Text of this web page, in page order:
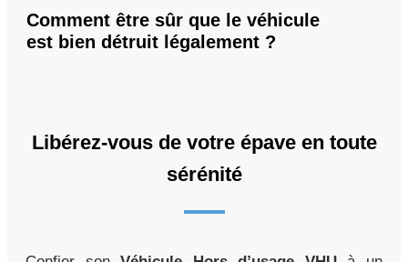
Comment être sûr que le véhicule
est bien détruit légalement ?
Libérez-vous de votre épave en toute
sérénité